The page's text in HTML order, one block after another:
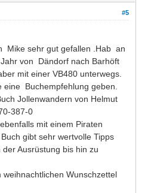
#5
Mike sehr gut gefallen .Hab an
von Dändorf nach Barhöft
mit einer VB480 unterwegs.
eine Buchempfehlung geben.
Jollenwandern von Helmut
387-0
mit einem Piraten
gibt sehr wertvolle Tipps
Ausrüstung bis hin zu
Wunschzettel